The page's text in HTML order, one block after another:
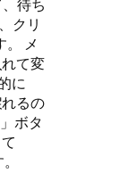
待ち
クリ
。 メ
て変
に
るの
ボタ